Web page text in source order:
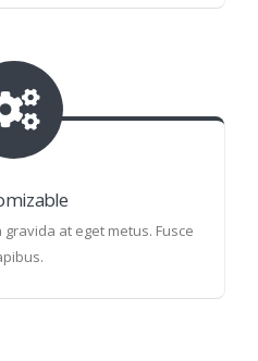
at eget metus. Fusce